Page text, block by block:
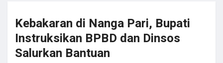
Kebakaran di Nanga Pari, Bupati
Instruksikan BPBD dan Dinsos
Salurkan Bantuan